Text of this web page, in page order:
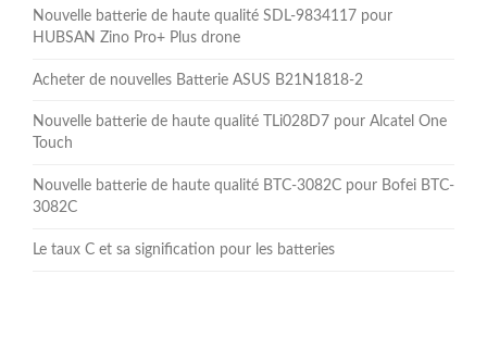
Nouvelle batterie de haute qualité SDL-9834117 pour
HUBSAN Zino Pro+ Plus drone
Acheter de nouvelles Batterie ASUS B21N1818-2
Nouvelle batterie de haute qualité TLi028D7 pour Alcatel One
Touch
Nouvelle batterie de haute qualité BTC-3082C pour Bofei BTC-
3082C
Le taux C et sa signification pour les batteries